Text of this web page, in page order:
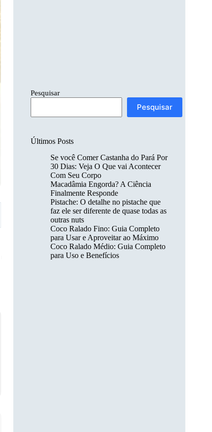
Pesquisar
Pesquisar
Últimos Posts
Se você Comer Castanha do Pará Por
30 Dias: Veja O Que vai Acontecer
Com Seu Corpo
Macadâmia Engorda? A Ciência
Finalmente Responde
Pistache: O detalhe no pistache que
faz ele ser diferente de quase todas as
outras nuts
Coco Ralado Fino: Guia Completo
para Usar e Aproveitar ao Máximo
Coco Ralado Médio: Guia Completo
para Uso e Benefícios